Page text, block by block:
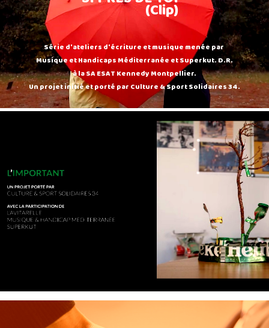
(Clip)
Série d'ateliers d'écriture et musique menée par
Musique et Handicaps Méditerranée et Superkut. D.R.
à la SA ESAT Kennedy Montpellier.
Un projet initié et porté par Culture & Sport Solidaires 34.